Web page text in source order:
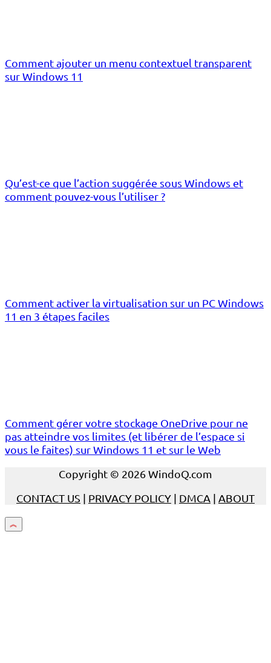
Comment ajouter un menu contextuel transparent
sur Windows 11
Qu’est-ce que l’action suggérée sous Windows et
comment pouvez-vous l’utiliser ?
Comment activer la virtualisation sur un PC Windows
11 en 3 étapes faciles
Comment gérer votre stockage OneDrive pour ne
pas atteindre vos limites (et libérer de l’espace si
vous le faites) sur Windows 11 et sur le Web
Copyright © 2026 WindoQ.com
CONTACT US | PRIVACY POLICY | DMCA | ABOUT